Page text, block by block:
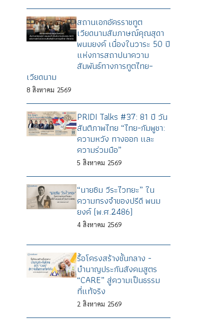
สถานเอกอัครราชทูต
เวียดนามสัมภาษณ์คุณสุดา
พนมยงค์ เนื่องในวาระ 50 ปี
แห่งการสถาปนาความ
สัมพันธ์ทางการทูตไทย–
เวียดนาม
8 สิงหาคม 2569
PRIDI Talks #37: 81 ปี วัน
สันติภาพไทย “ไทย-กัมพูชา:
ความหวัง ทางออก และ
ความร่วมมือ”
5 สิงหาคม 2569
“นายซิม วีระไวทยะ” ใน
ความทรงจำของปรีดี พนม
ยงค์ (พ.ศ.2486)
4 สิงหาคม 2569
รื้อโครงสร้างชั้นกลาง -
บำนาญประกันสังคมสูตร
“CARE” สู่ความเป็นธรรม
ที่แท้จริง
2 สิงหาคม 2569